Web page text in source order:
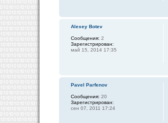
Alexey Botev
Сообщения: 2
Зарегистрирован:
май 15, 2014 17:35
Pavel Parfenov
Сообщения: 20
Зарегистрирован:
сен 07, 2011 17:24